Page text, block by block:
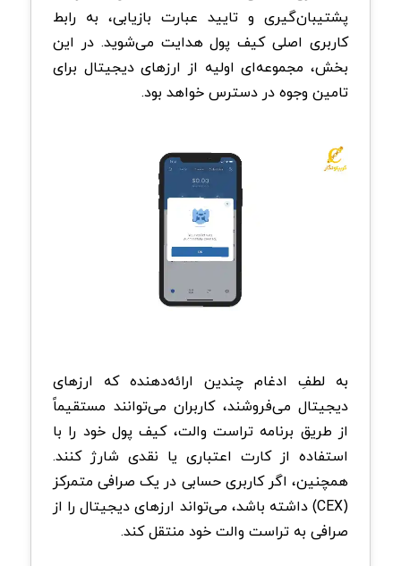
پشتیبان‌گیری و تایید عبارت بازیابی، به رابط
کاربری اصلی کیف پول هدایت می‌شوید. در این
بخش، مجموعه‌ای اولیه از ارزهای دیجیتال برای
تامین وجوه در دسترس خواهد بود.
به لطفِ ادغام چندین ارائه‌دهنده که ارزهای
دیجیتال می‌فروشند، کاربران می‌توانند مستقیماً
از طریق برنامه تراست والت، کیف پول خود را با
استفاده از کارت اعتباری یا نقدی شارژ کنند.
همچنین، اگر کاربری حسابی در یک صرافی متمرکز
(CEX) داشته باشد، می‌تواند ارزهای دیجیتال را از
صرافی به تراست والت خود منتقل کند.